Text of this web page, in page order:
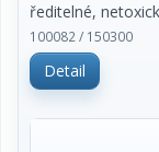
ředitelné,
org.rozpouštědla,
do kanceláří a škol
modeláře. Obsah
100082 / 150300
Detail